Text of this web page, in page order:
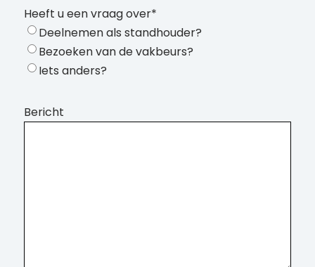
Heeft u een vraag over*
Deelnemen als standhouder?
Bezoeken van de vakbeurs?
Iets anders?
Bericht